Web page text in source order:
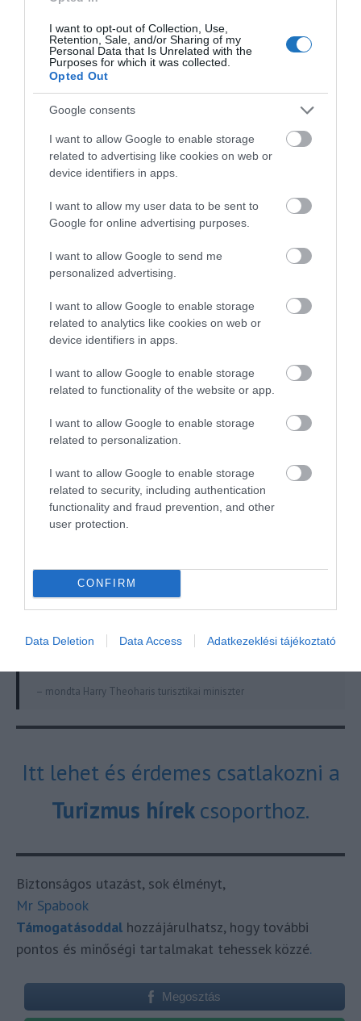
I want to opt-out of Collection, Use,
Retention, Sale, and/or Sharing of my
Personal Data that Is Unrelated with the
Purposes for which it was collected.
Opted Out
Google consents
I want to allow Google to enable storage
related to advertising like cookies on web or
device identifiers in apps.
I want to allow my user data to be sent to
Google for online advertising purposes.
I want to allow Google to send me
personalized advertising.
I want to allow Google to enable storage
related to analytics like cookies on web or
device identifiers in apps.
I want to allow Google to enable storage
related to functionality of the website or app.
I want to allow Google to enable storage
related to personalization.
I want to allow Google to enable storage
related to security, including authentication
functionality and fraud prevention, and other
user protection.
CONFIRM
Data Deletion Data Access Adatkezeklési tájékoztató
A csúcs felé baktatva mindössze egyetlen pásztorral
tárt járatokkal fogadott egy lenyűgöző kis
barlangrendszer, és egy sziklába épített kis kápolna,
ahonnan lélegzetre is veszélyes kilátás nyílik a
környékre.
Beutazási feltételek Görögországba
Görögország május 14-én megnyitja a határait a
turisták előtt: a koronavírus ellen beoltott, valamint
a be nem oltott, de negatív teszteredményt
produkáló külföldiek beléphetnek a mediterrán
országba.
Minden olyan turistát szeretettel
fogadunk, aki vagy megkapta a
vakcinát, vagy rendelkezik
antitestekkel, vagy negatív a
– mondta Harry Theoharis turisztikai miniszter
Itt lehet és érdemes csatlakozni a
Turizmus hírekcsoporthoz.
Biztonságos utazást, sok élményt,
Mr Spabook
Támogatásoddal hozzájárulhatsz, hogy további
pontos és minőségi tartalmakat tehessek közzé.
Megosztás